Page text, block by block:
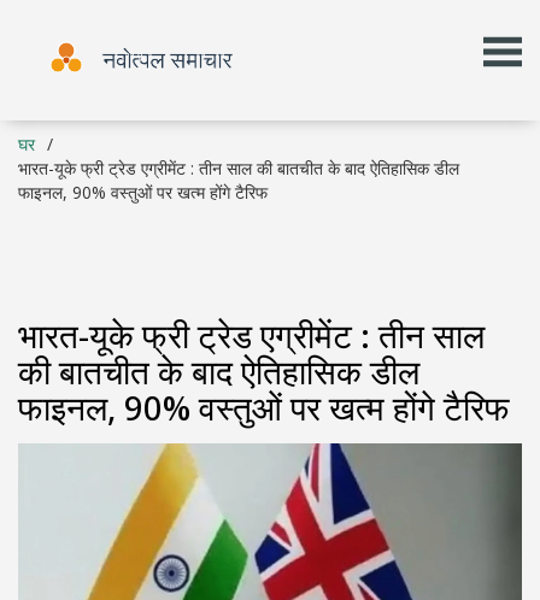
घर
भारत-यूके फ्री ट्रेड एग्रीमेंट : तीन साल की बातचीत के बाद ऐतिहासिक डील
फाइनल, 90% वस्तुओं पर खत्म होंगे टैरिफ
भारत-यूके फ्री ट्रेड एग्रीमेंट : तीन साल
की बातचीत के बाद ऐतिहासिक डील
फाइनल, 90% वस्तुओं पर खत्म होंगे टैरिफ